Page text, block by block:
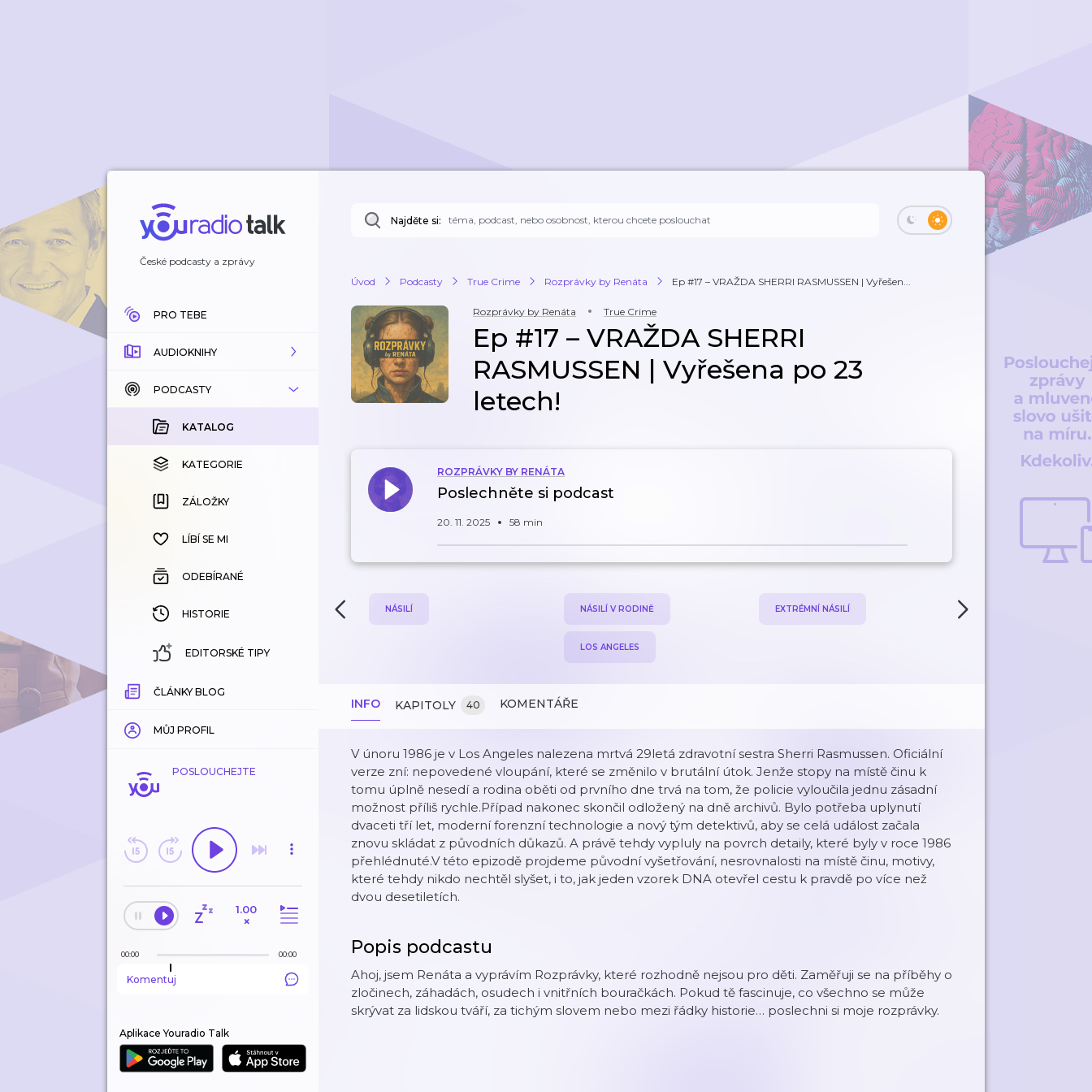
České podcasty a zprávy
PRO TEBE
AUDIOKNIHY
KATALOG
KOUPENÉ
KATEGORIE
ZÁLOŽKY
HISTORIE
PODCASTY
KATALOG
KATEGORIE
ZÁLOŽKY
LÍBÍ SE MI
ODEBÍRANÉ
HISTORIE
EDITORSKÉ TIPY
ČLÁNKY BLOG
MŮJ PROFIL
POSLOUCHEJTE
1.00
×
00:00 00:00
Komentuj
Aplikace Youradio Talk
Najděte si:
Úvod Podcasty True Crime Rozprávky by Renáta Ep #17 – VRAŽDA SHERRI RASMUSSEN | Vyřešen...
Rozprávky by Renáta True Crime
Ep #17 – VRAŽDA SHERRI
RASMUSSEN | Vyřešena po 23
letech!
ROZPRÁVKY BY RENÁTA
Poslechněte si podcast
20. 11. 2025 58 min
NÁSILÍ NÁSILÍ V RODINĚ EXTRÉMNÍ NÁSILÍ
LOS ANGELES
INFO KAPITOLY 40 KOMENTÁŘE
V únoru 1986 je v Los Angeles nalezena mrtvá 29letá zdravotní sestra Sherri Rasmussen. Oficiální
verze zní: nepovedené vloupání, které se změnilo v brutální útok. Jenže stopy na místě činu k
tomu úplně nesedí a rodina oběti od prvního dne trvá na tom, že policie vyloučila jednu zásadní
možnost příliš rychle.Případ nakonec skončil odložený na dně archivů. Bylo potřeba uplynutí
dvaceti tří let, moderní forenzní technologie a nový tým detektivů, aby se celá událost začala
znovu skládat z původních důkazů. A právě tehdy vypluly na povrch detaily, které byly v roce 1986
přehlédnuté.V této epizodě projdeme původní vyšetřování, nesrovnalosti na místě činu, motivy,
které tehdy nikdo nechtěl slyšet, i to, jak jeden vzorek DNA otevřel cestu k pravdě po více než
dvou desetiletích.
Popis podcastu
Ahoj, jsem Renáta a vyprávím Rozprávky, které rozhodně nejsou pro děti. Zaměřuji se na příběhy o
zločinech, záhadách, osudech i vnitřních bouračkách. Pokud tě fascinuje, co všechno se může
skrývat za lidskou tváří, za tichým slovem nebo mezi řádky historie… poslechni si moje rozprávky.